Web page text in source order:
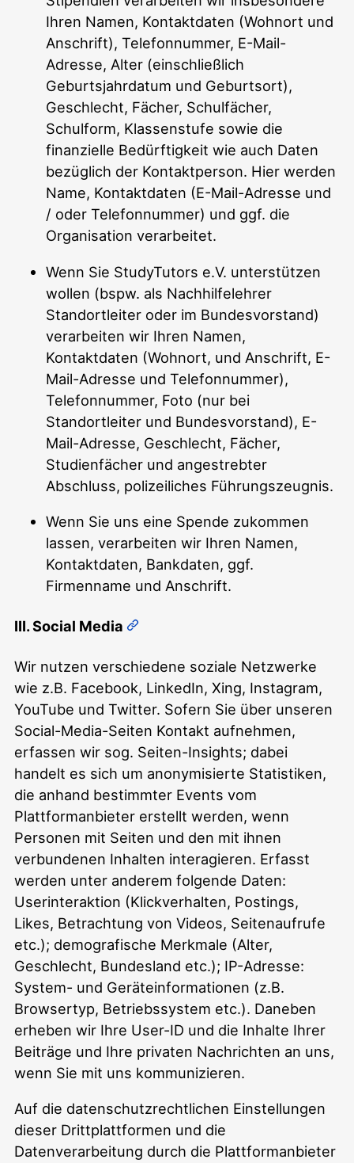
Ihren Namen, Kontaktdaten (Wohnort und
Anschrift), Telefonnummer, E-Mail-
Adresse, Alter (einschließlich
Geburtsjahrdatum und Geburtsort),
Geschlecht, Fächer, Schulfächer,
Schulform, Klassenstufe sowie die
finanzielle Bedürftigkeit wie auch Daten
bezüglich der Kontaktperson. Hier werden
Name, Kontaktdaten (E-Mail-Adresse und
/ oder Telefonnummer) und ggf. die
Organisation verarbeitet.
Wenn Sie StudyTutors e.V. unterstützen
wollen (bspw. als Nachhilfelehrer
Standortleiter oder im Bundesvorstand)
verarbeiten wir Ihren Namen,
Kontaktdaten (Wohnort, und Anschrift, E-
Mail-Adresse und Telefonnummer),
Telefonnummer, Foto (nur bei
Standortleiter und Bundesvorstand), E-
Mail-Adresse, Geschlecht, Fächer,
Studienfächer und angestrebter
Abschluss, polizeiliches Führungszeugnis.
Wenn Sie uns eine Spende zukommen
lassen, verarbeiten wir Ihren Namen,
Kontaktdaten, Bankdaten, ggf.
Firmenname und Anschrift.
III. Social Media
Wir nutzen verschiedene soziale Netzwerke
wie z.B. Facebook, LinkedIn, Xing, Instagram,
YouTube und Twitter. Sofern Sie über unseren
Social-Media-Seiten Kontakt aufnehmen,
erfassen wir sog. Seiten-Insights; dabei
handelt es sich um anonymisierte Statistiken,
die anhand bestimmter Events vom
Plattformanbieter erstellt werden, wenn
Personen mit Seiten und den mit ihnen
verbundenen Inhalten interagieren. Erfasst
werden unter anderem folgende Daten:
Userinteraktion (Klickverhalten, Postings,
Likes, Betrachtung von Videos, Seitenaufrufe
etc.); demografische Merkmale (Alter,
Geschlecht, Bundesland etc.); IP-Adresse:
System- und Geräteinformationen (z.B.
Browsertyp, Betriebssystem etc.). Daneben
erheben wir Ihre User-ID und die Inhalte Ihrer
Beiträge und Ihre privaten Nachrichten an uns,
wenn Sie mit uns kommunizieren.
Auf die datenschutzrechtlichen Einstellungen
dieser Drittplattformen und die
Datenverarbeitung durch die Plattformanbieter